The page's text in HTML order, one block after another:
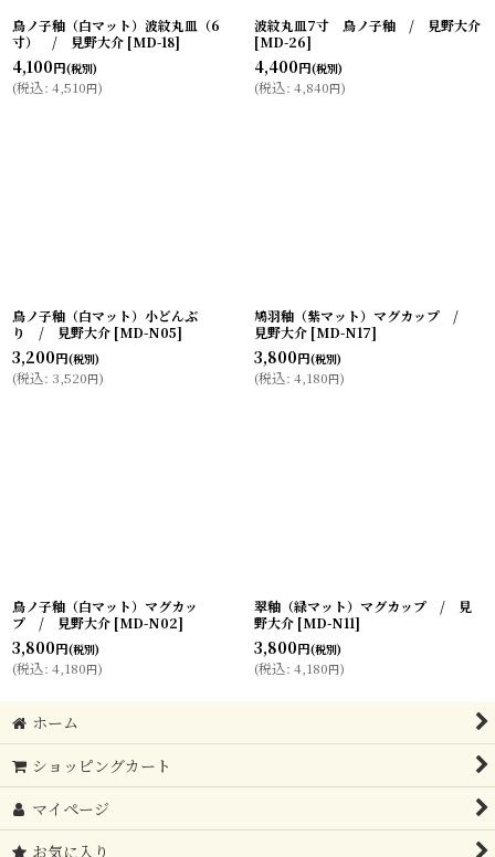
鳥ノ子釉（白マット）波紋丸皿（6
寸） / 見野大介 [MD-18]
4,100円(税別)
(税込: 4,510円)
波紋丸皿7寸 鳥ノ子釉 / 見野大介
[MD-26]
4,400円(税別)
(税込: 4,840円)
鳥ノ子釉（白マット）小どんぶ
り / 見野大介 [MD-N05]
3,200円(税別)
(税込: 3,520円)
鳩羽釉（紫マット）マグカップ /
見野大介 [MD-N17]
3,800円(税別)
(税込: 4,180円)
鳥ノ子釉（白マット）マグカッ
プ / 見野大介 [MD-N02]
3,800円(税別)
(税込: 4,180円)
翠釉（緑マット）マグカップ / 見
野大介 [MD-N11]
3,800円(税別)
(税込: 4,180円)
ホーム
ショッピングカート
マイページ
お気に入り